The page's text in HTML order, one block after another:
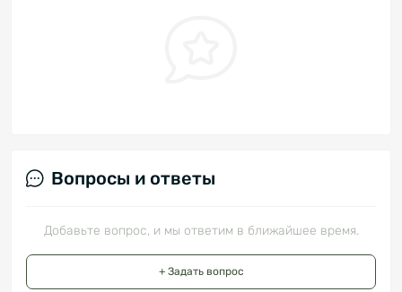
Вопросы и ответы
Добавьте вопрос, и мы ответим в ближайшее время.
+ Задать вопрос